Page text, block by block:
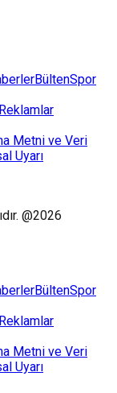
BültenSpor
Metni ve Veri
Uyarı
@2026
BültenSpor
Metni ve Veri
Uyarı